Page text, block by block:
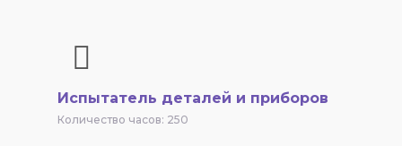
Испытатель деталей и приборов
Количество часов: 250